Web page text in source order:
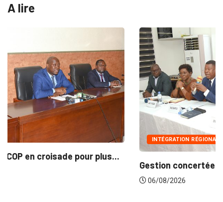
A lire
Gestion concertée et durable du Bassin du...